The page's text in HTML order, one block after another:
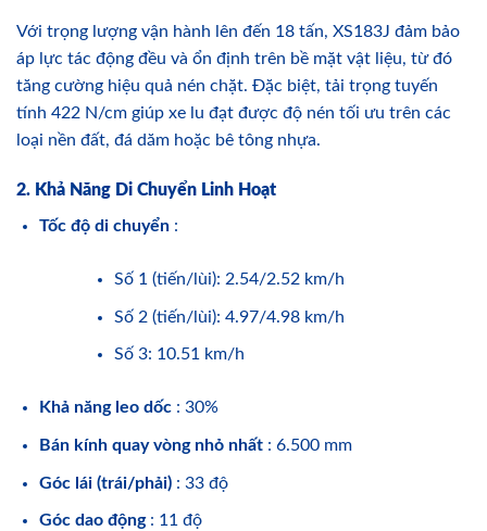
Với trọng lượng vận hành lên đến 18 tấn, XS183J đảm bảo
áp lực tác động đều và ổn định trên bề mặt vật liệu, từ đó
tăng cường hiệu quả nén chặt. Đặc biệt, tải trọng tuyến
tính 422 N/cm giúp xe lu đạt được độ nén tối ưu trên các
loại nền đất, đá dăm hoặc bê tông nhựa.
2. Khả Năng Di Chuyển Linh Hoạt
Tốc độ di chuyển :
Số 1 (tiến/lùi): 2.54/2.52 km/h
Số 2 (tiến/lùi): 4.97/4.98 km/h
Số 3: 10.51 km/h
Khả năng leo dốc : 30%
Bán kính quay vòng nhỏ nhất : 6.500 mm
Góc lái (trái/phải) : 33 độ
Góc dao động : 11 độ